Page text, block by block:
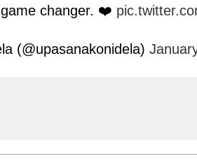
changer. ❤️
(@upasanakonidela)